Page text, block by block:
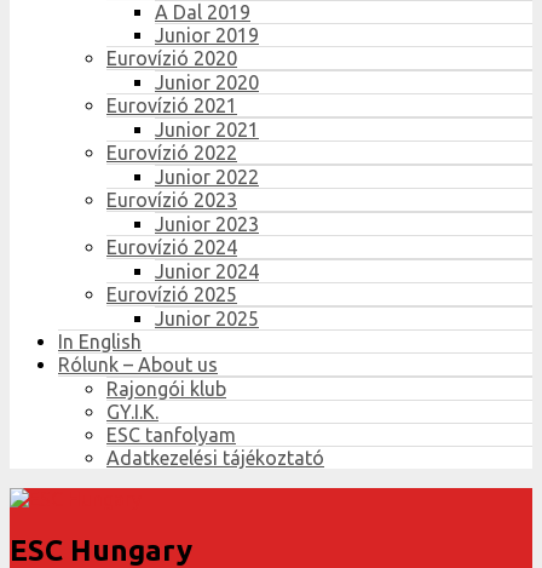
A Dal 2019
Junior 2019
Eurovízió 2020
Junior 2020
Eurovízió 2021
Junior 2021
Eurovízió 2022
Junior 2022
Eurovízió 2023
Junior 2023
Eurovízió 2024
Junior 2024
Eurovízió 2025
Junior 2025
In English
Rólunk – About us
Rajongói klub
GY.I.K.
ESC tanfolyam
Adatkezelési tájékoztató
ESC Hungary